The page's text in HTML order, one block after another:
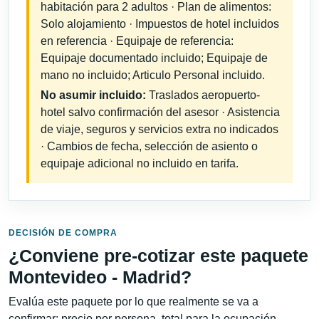
habitación para 2 adultos · Plan de alimentos:
Solo alojamiento · Impuestos de hotel incluidos
en referencia · Equipaje de referencia:
Equipaje documentado incluido; Equipaje de
mano no incluido; Articulo Personal incluido.
No asumir incluido: Traslados aeropuerto-
hotel salvo confirmación del asesor · Asistencia
de viaje, seguros y servicios extra no indicados
· Cambios de fecha, selección de asiento o
equipaje adicional no incluido en tarifa.
DECISIÓN DE COMPRA
¿Conviene pre-cotizar este paquete
Montevideo - Madrid?
Evalúa este paquete por lo que realmente se va a